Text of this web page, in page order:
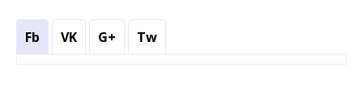
Fb VK G+ Tw